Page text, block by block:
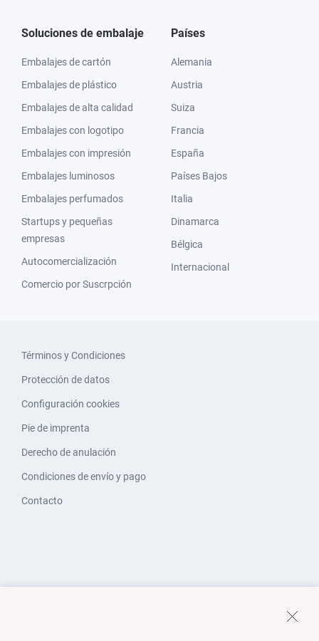
Soluciones de embalaje
Embalajes de cartón
Embalajes de plástico
Embalajes de alta calidad
Embalajes con logotipo
Embalajes con impresión
Embalajes luminosos
Embalajes perfumados
Startups y pequeñas
empresas
Autocomercialización
Comercio por Suscrpción
Países
Alemania
Austria
Suiza
Francia
España
Países Bajos
Italia
Dinamarca
Bélgica
Internacional
Términos y Condiciones
Protección de datos
Configuración cookies
Pie de imprenta
Derecho de anulación
Condiciones de envío y pago
Contacto